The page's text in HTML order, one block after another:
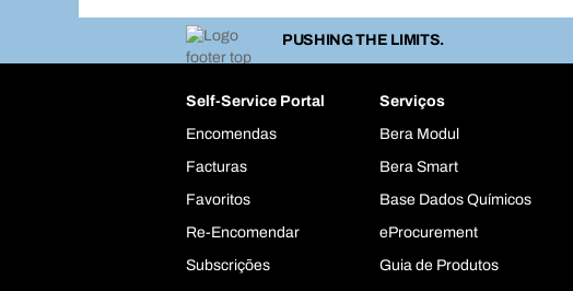
PUSHING THE LIMITS.
Self-Service Portal
Encomendas
Facturas
Favoritos
Re-Encomendar
Subscrições
Serviços
Bera Modul
Bera Smart
Base Dados Químicos
eProcurement
Guia de Produtos